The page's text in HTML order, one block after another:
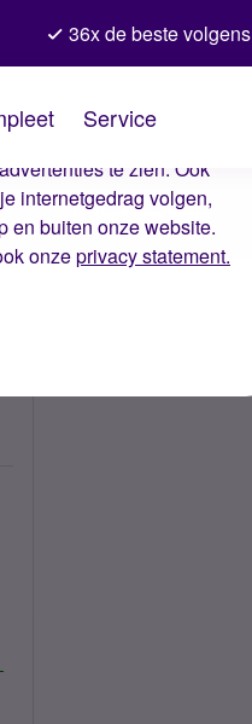
dat je ervaring op de
te zien. Ook
internetgedrag volgen,
en buiten onze website.
onzeprivacy statement.
36x de beste
Service
Start een topic